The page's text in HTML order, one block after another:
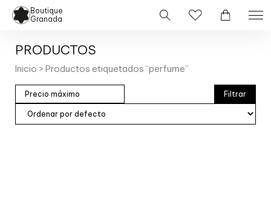
Boutique
Granada
PRODUCTOS
Inicio > Productos etiquetados “perfume”
Filtrar